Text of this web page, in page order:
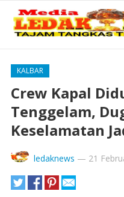
KALBAR
Crew Kapal
Tenggelam,
Keselamatan
ledaknews — 21